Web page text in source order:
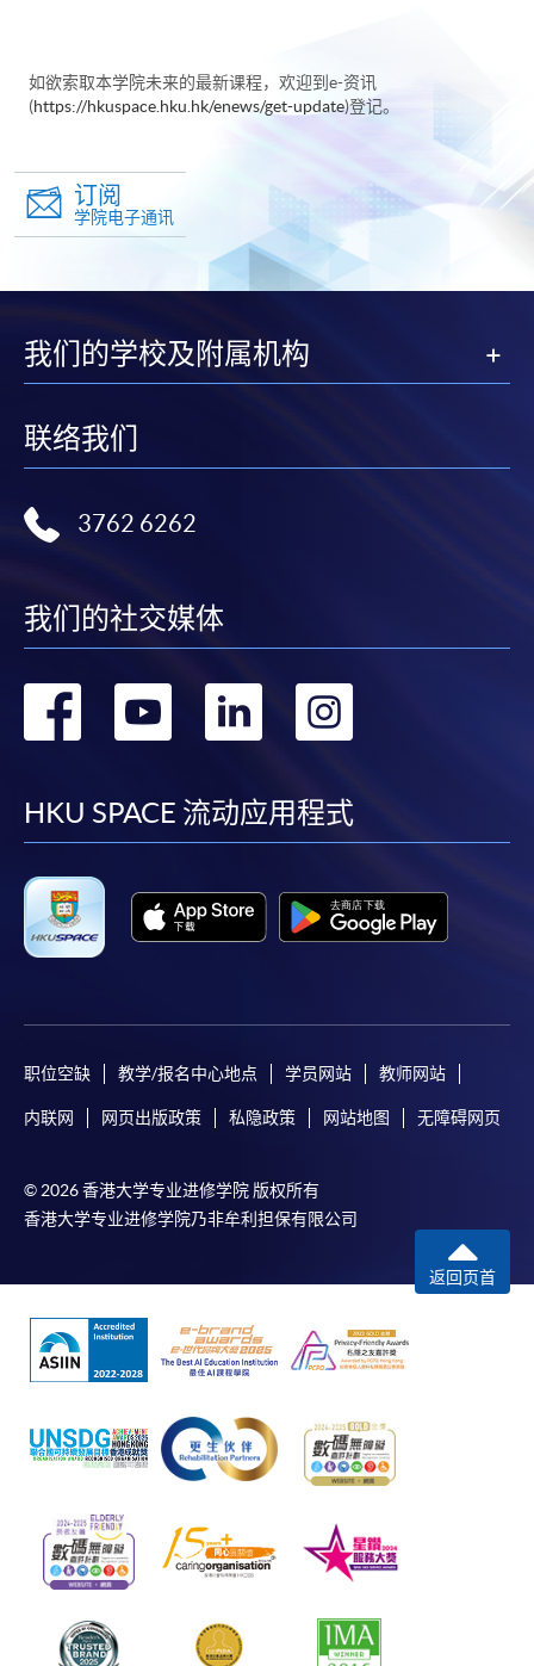
如欲索取本学院未来的最新课程，欢迎到e-资讯
(https://hkuspace.hku.hk/enews/get-update)登记。
订阅
学院电子通讯
我们的学校及附属机构
联络我们
3762 6262
我们的社交媒体
转
facebook
转
youtube
转
linkedin
HKU SPACE 流动应用程式
职位空缺 教学/报名中心地点 学员网站 教师网站
内联网 网页出版政策 私隐政策 网站地图 无障碍网页
© 2026 香港大学专业进修学院 版权所有
香港大学专业进修学院乃非牟利担保有限公司
返回页首